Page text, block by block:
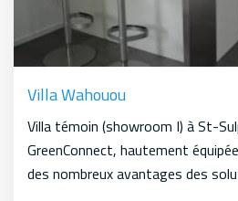
Villa Wahouou
Villa témoin (showroom I) à St-
GreenConnect, hautement
des nombreux avantages des